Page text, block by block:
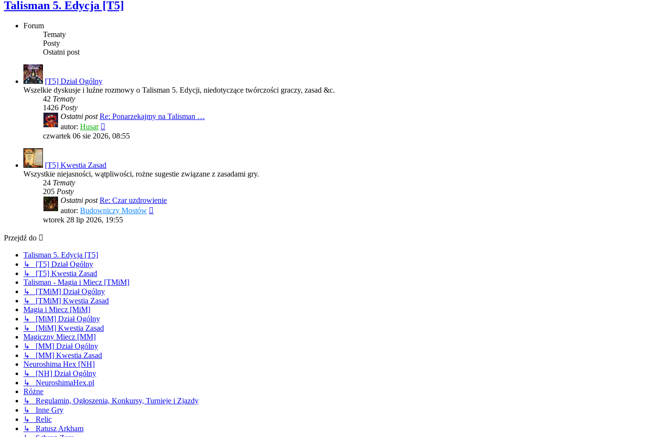
Talisman 5. Edycja [T5]
Forum
Tematy
Posty
Ostatni post
[T5] Dział Ogólny
Wszelkie dyskusje i luźne rozmowy o Talisman 5. Edycji, niedotyczące twórczości graczy, zasad &c.
42 Tematy
1426 Posty
Ostatni post Re: Ponarzekajmy na Talisman …
autor: Husar
najnowszy
post
czwartek 06 sie 2026, 08:55
[T5] Kwestia Zasad
Wszystkie niejasności, wątpliwości, rożne sugestie związane z zasadami gry.
24 Tematy
205 Posty
Ostatni post Re: Czar uzdrowienie
autor: Budowniczy Mostów
wtorek 28 lip 2026, 19:55
Przejdź do
Talisman 5. Edycja [T5]
↳ [T5] Dział Ogólny
↳ [T5] Kwestia Zasad
Talisman - Magia i Miecz [TMiM]
↳ [TMiM] Dział Ogólny
↳ [TMiM] Kwestia Zasad
Magia i Miecz [MiM]
↳ [MiM] Dział Ogólny
↳ [MiM] Kwestia Zasad
Magiczny Miecz [MM]
↳ [MM] Dział Ogólny
↳ [MM] Kwestia Zasad
Neuroshima Hex [NH]
↳ [NH] Dział Ogólny
↳ NeuroshimaHex.pl
Różne
↳ Regulamin, Ogłoszenia, Konkursy, Turnieje i Zjazdy
↳ Inne Gry
↳ Relic
↳ Ratusz Arkham